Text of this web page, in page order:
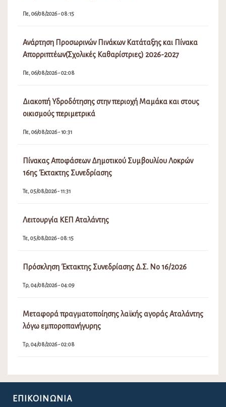
Πε, 06/08/2026 - 08:15
Ανάρτηση Προσωρινών Πινάκων Κατάταξης και Πίνακα
Απορριπτέων(Σχολικές Καθαρίστριες) 2026-2027
Πε, 06/08/2026 - 02:08
Διακοπή Υδροδότησης στην περιοχή Μαμάκα και στους
οικισμούς περιμετρικά
Πε, 06/08/2026 - 10:31
Πίνακας Αποφάσεων Δημοτικού Συμβουλίου Λοκρών
16ης Έκτακτης Συνεδρίασης
Τε, 05/08/2026 - 11:31
Λειτουργία ΚΕΠ Αταλάντης
Τε, 05/08/2026 - 08:15
Πρόσκληση Έκτακτης Συνεδρίασης Δ.Σ. Νο 16/2026
Τρ, 04/08/2026 - 04:09
Μεταφορά πραγματοποίησης λαϊκής αγοράς Αταλάντης
λόγω εμποροπανήγυρης
Τρ, 04/08/2026 - 02:08
ΕΠΙΚΟΙΝΩΝΊΑ